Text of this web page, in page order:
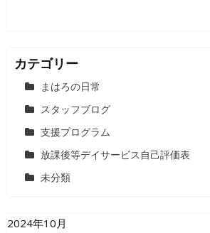
カテゴリー
まはろの日常
スタッフブログ
支援プログラム
放課後等デイサービス自己評価表
未分類
2024年10月